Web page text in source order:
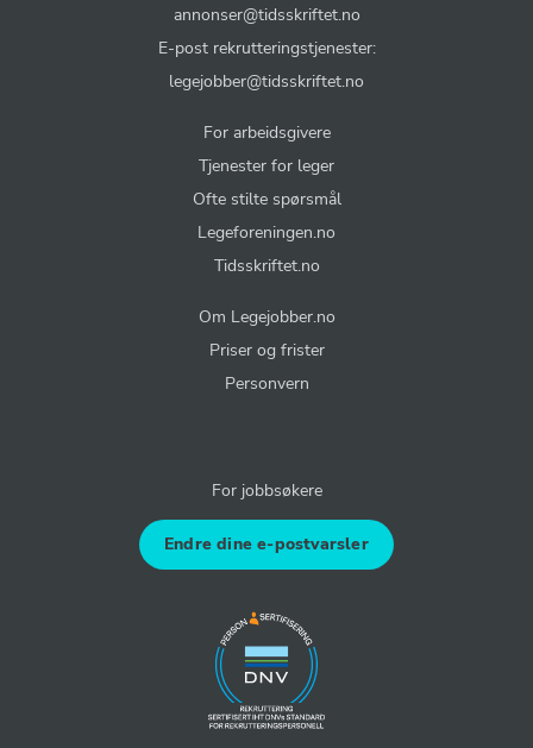
annonser@tidsskriftet.no
E-post rekrutteringstjenester:
legejobber@tidsskriftet.no
For arbeidsgivere
Tjenester for leger
Ofte stilte spørsmål
Legeforeningen.no
Tidsskriftet.no
Om Legejobber.no
Priser og frister
Personvern
For jobbsøkere
Endre dine e-postvarsler